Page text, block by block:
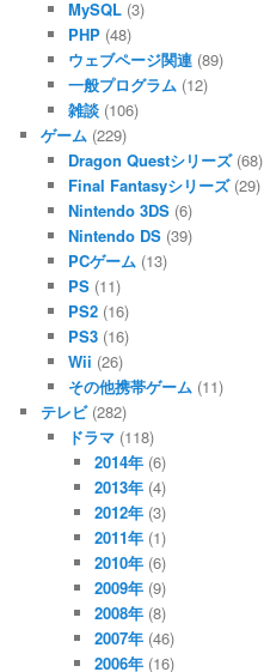
MySQL(3)
PHP(48)
ウェブページ関連(89)
一般プログラム(12)
雑談(106)
ゲーム (229)
Dragon Questシリーズ(68)
Final Fantasyシリーズ(29)
Nintendo 3DS(6)
Nintendo DS(39)
PCゲーム(13)
PS(11)
PS2(16)
PS3(16)
Wii (26)
その他携帯ゲーム(11)
テレビ(282)
ドラマ(118)
2014年 (6)
2013年 (4)
2012年 (3)
2011年 (1)
2010年 (6)
2009年 (9)
2008年 (8)
2007年 (46)
2006年 (16)